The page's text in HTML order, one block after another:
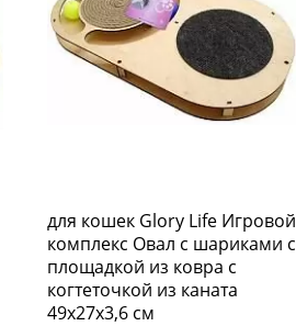
для кошек Glory Life Игровой
комплекс Овал с шариками с
площадкой из ковра c
когтеточкой из каната
49х27х3,6 см